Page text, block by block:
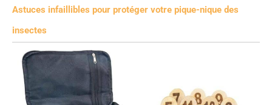
Astuces infaillibles pour protéger votre pique-nique des
insectes